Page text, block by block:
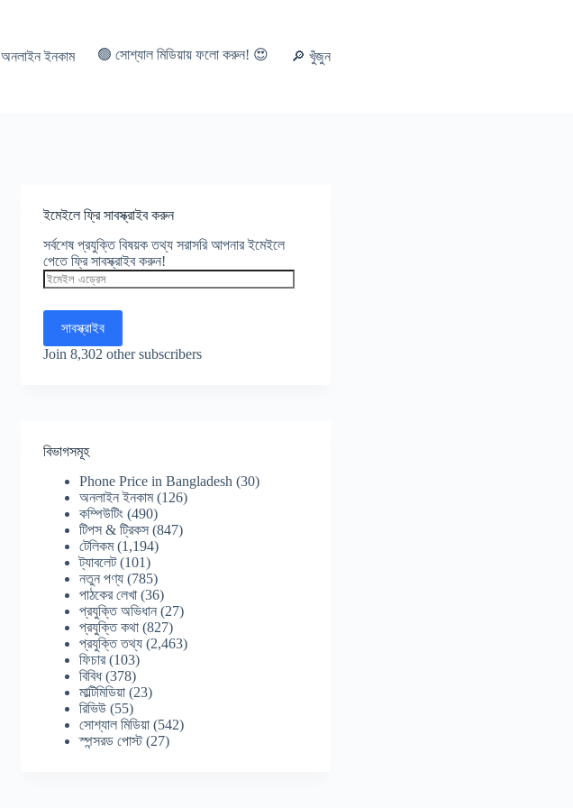
অনলাইন ইনকাম 🟢 সোশ্যাল মিডিয়ায় ফলো করুন! 😍 🔎 খুঁজুন
ইমেইলে ফ্রি সাবস্ক্রাইব করুন
সর্বশেষ প্রযুক্তি বিষয়ক তথ্য সরাসরি আপনার ইমেইলে
পেতে ফ্রি সাবস্ক্রাইব করুন!
ইমেইল
এড্রেস
সাবস্ক্রাইব
Join 8,302 other subscribers
বিভাগসমূহ
Phone Price in Bangladesh (30)
অনলাইন ইনকাম(126)
কম্পিউটিং (490)
টিপস & ট্রিকস (847)
টেলিকম(1,194)
ট্যাবলেট(101)
নতুন পণ্য (785)
পাঠকের লেখা (36)
প্রযুক্তি অভিধান (27)
প্রযুক্তি কথা (827)
প্রযুক্তি তথ্য (2,463)
ফিচার(103)
বিবিধ(378)
মাল্টিমিডিয়া (23)
রিভিউ (55)
সোশ্যাল মিডিয়া (542)
স্পন্সরড পোস্ট(27)